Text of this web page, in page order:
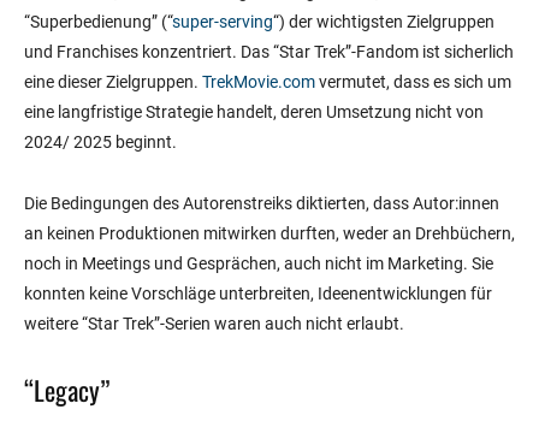
“Superbedienung” (“super-serving“) der wichtigsten Zielgruppen
und Franchises konzentriert. Das “Star Trek”-Fandom ist sicherlich
eine dieser Zielgruppen. TrekMovie.comvermutet, dass es sich um
eine langfristige Strategie handelt, deren Umsetzung nicht von
2024/ 2025 beginnt.
Die Bedingungen des Autorenstreiks diktierten, dass Autor:innen
an keinen Produktionen mitwirken durften, weder an Drehbüchern,
noch in Meetings und Gesprächen, auch nicht im Marketing. Sie
konnten keine Vorschläge unterbreiten, Ideenentwicklungen für
weitere “Star Trek”-Serien waren auch nicht erlaubt.
“Legacy”